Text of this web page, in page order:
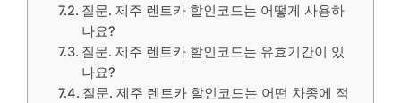
질문. 제주 렌트카 할인코드는 어떻게 사용하
나요?
질문. 제주 렌트카 할인코드는 유효기간이 있
나요?
질문. 제주 렌트카 할인코드는 어떤 차종에 적